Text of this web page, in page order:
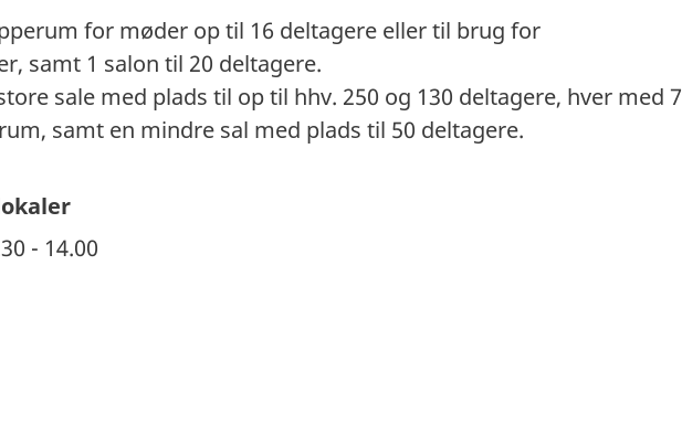
for møder op til 16 deltagere eller til brug for
samt 1 salon til 20 deltagere.
sale med plads til op til hhv. 250 og 130 deltagere, hver med 7
samt en mindre sal med plads til 50 deltagere.
- 14.00